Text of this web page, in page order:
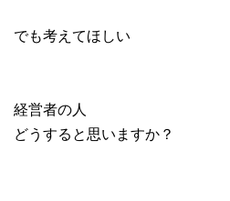
でも考えてほしい
経営者の人
どうすると思いますか？